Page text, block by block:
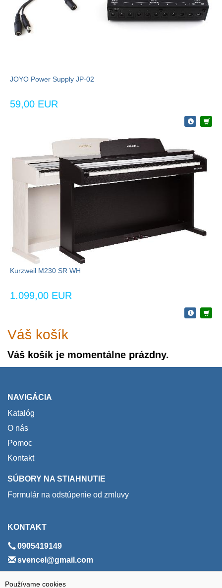
Používame cookies
JOYO Power Supply JP-02
59,00 EUR
Kurzweil M230 SR WH
1.099,00 EUR
Váš košík
Váš košík je momentálne prázdny.
NAVIGÁCIA
Katalóg
O nás
Pomoc
Kontakt
SÚBORY NA STIAHNUTIE
Formulár na odstúpenie od zmluvy
KONTAKT
0905419149
svencel@gmail.com
ADRESA